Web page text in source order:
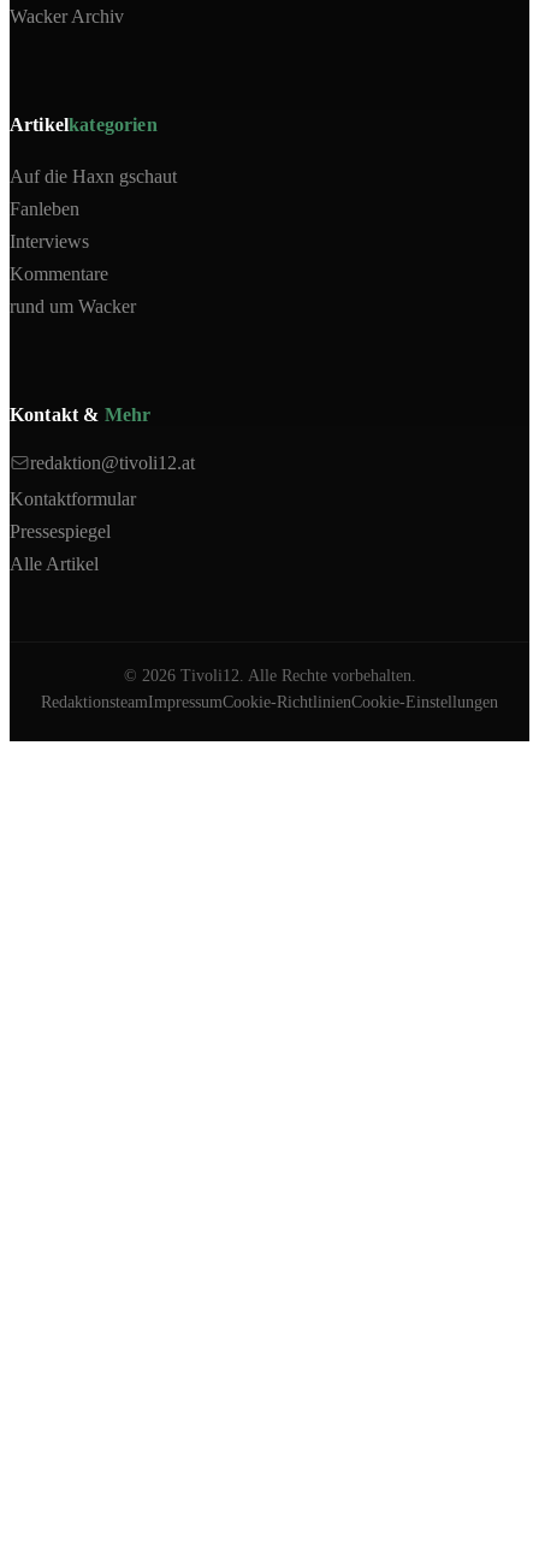
Wacker Archiv
Artikelkategorien
Auf die Haxn gschaut
Fanleben
Interviews
Kommentare
rund um Wacker
Kontakt & Mehr
redaktion@tivoli12.at
Kontaktformular
Pressespiegel
Alle Artikel
© 2026Tivoli12. Alle Rechte vorbehalten.
RedaktionsteamImpressumCookie-RichtlinienCookie-Einstellungen